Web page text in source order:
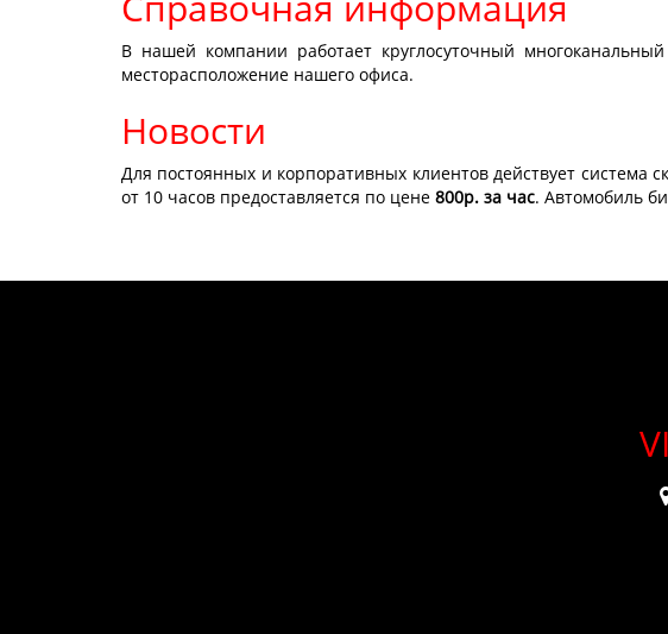
В нашей компании работает круглосуточный
месторасположение нашего офиса.
Новости
Для постоянных и корпоративных клиентов действует система
от 10 часов предоставляется по цене 800р. за час. Автомобиль